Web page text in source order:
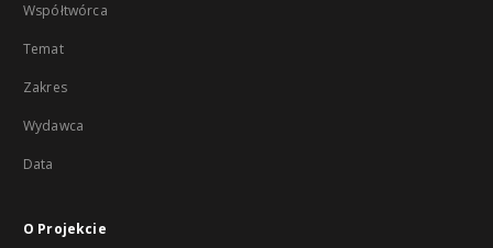
Współtwórca
Temat
Zakres
Wydawca
Data
O Projekcie